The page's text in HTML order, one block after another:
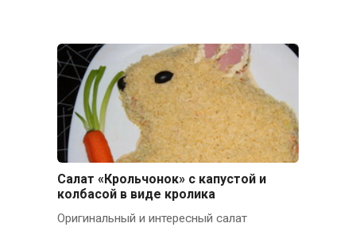
Салат «Крольчонок» с капустой и
колбасой в виде кролика
Оригинальный и интересный салат